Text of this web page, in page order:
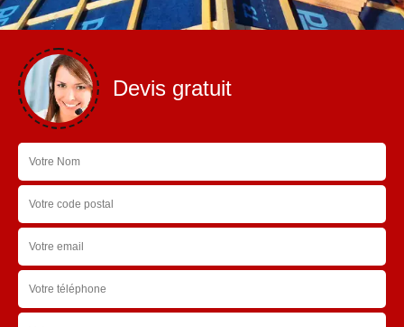
Devis gratuit